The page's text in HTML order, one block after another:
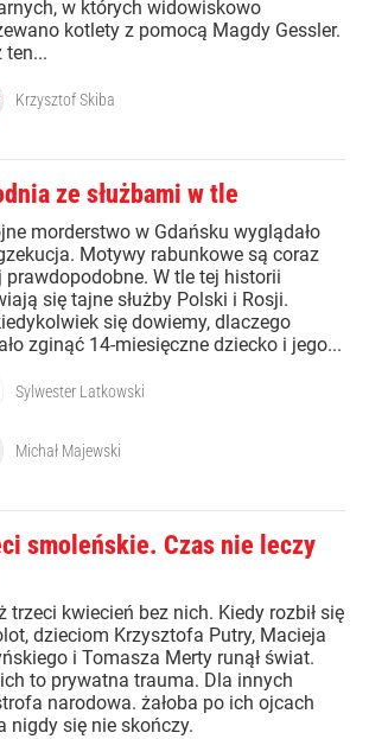
w których widowiskowo
kotlety z pomocą Magdy Gessler.
ten...
Krzysztof Skiba
ze służbami w tle
morderstwo w Gdańsku wyglądało
Motywy rabunkowe są coraz
prawdopodobne. W tle tej historii
się tajne służby Polski i Rosji.
się dowiemy, dlaczego
zginąć 14-miesięczne dziecko i jego...
Sylwester Latkowski
Michał Majewski
smoleńskie. Czas nie leczy
trzeci kwiecień bez nich. Kiedy rozbił się
dzieciom Krzysztofa Putry, Macieja
i Tomasza Merty runął świat.
to prywatna trauma. Dla innych
narodowa. żałoba po ich ojcach
nigdy się nie skończy.